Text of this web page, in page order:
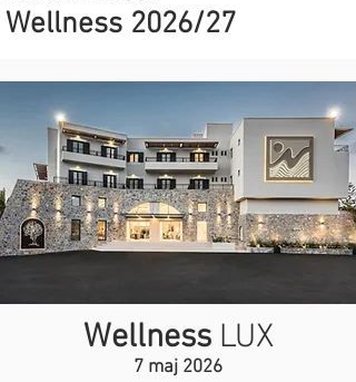
Wellness 2026/27
WellnessLUX
7 maj 2026